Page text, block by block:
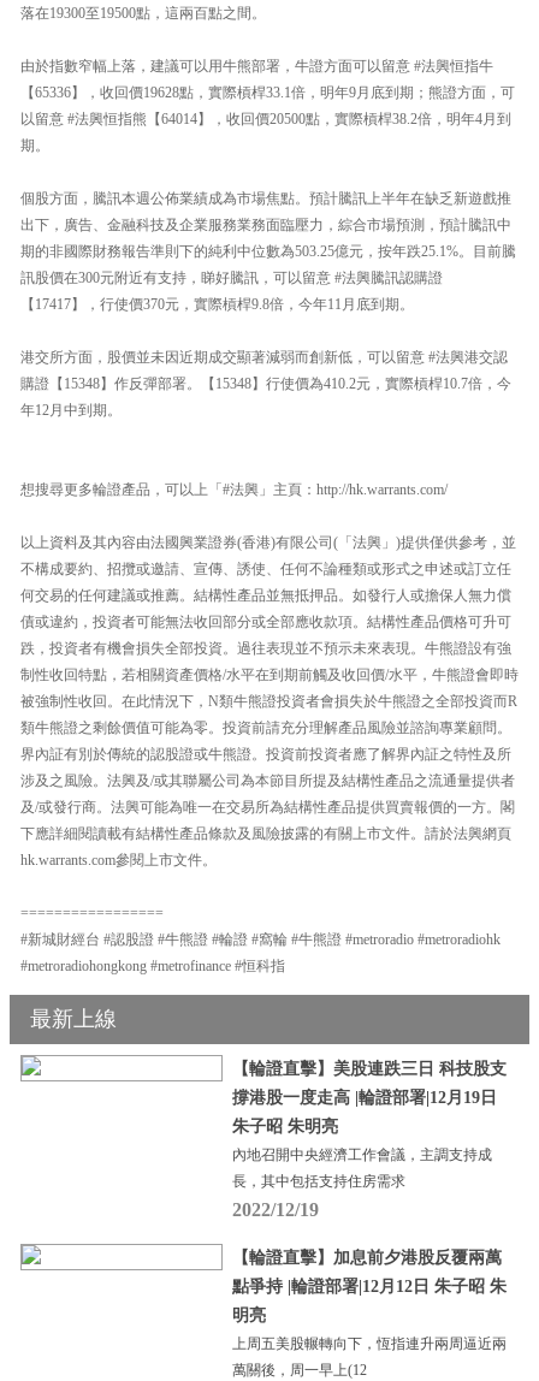
落在19300至19500點，這兩百點之間。
由於指數窄幅上落，建議可以用牛熊部署，牛證方面可以留意 #法興恒指牛
【65336】，收回價19628點，實際槓桿33.1倍，明年9月底到期；熊證方面，可
以留意 #法興恒指熊【64014】，收回價20500點，實際槓桿38.2倍，明年4月到
期。
個股方面，騰訊本週公佈業績成為市場焦點。預計騰訊上半年在缺乏新遊戲推
出下，廣告、金融科技及企業服務業務面臨壓力，綜合市場預測，預計騰訊中
期的非國際財務報告準則下的純利中位數為503.25億元，按年跌25.1%。目前騰
訊股價在300元附近有支持，睇好騰訊，可以留意 #法興騰訊認購證
【17417】，行使價370元，實際槓桿9.8倍，今年11月底到期。
港交所方面，股價並未因近期成交顯著減弱而創新低，可以留意 #法興港交認
購證【15348】作反彈部署。【15348】行使價為410.2元，實際槓桿10.7倍，今
年12月中到期。
想搜尋更多輪證產品，可以上「#法興」主頁：http://hk.warrants.com/
以上資料及其內容由法國興業證券(香港)有限公司(「法興」)提供僅供參考，並
不構成要約、招攬或邀請、宣傳、誘使、任何不論種類或形式之申述或訂立任
何交易的任何建議或推薦。結構性產品並無抵押品。如發行人或擔保人無力償
債或違約，投資者可能無法收回部分或全部應收款項。結構性產品價格可升可
跌，投資者有機會損失全部投資。過往表現並不預示未來表現。牛熊證設有強
制性收回特點，若相關資產價格/水平在到期前觸及收回價/水平，牛熊證會即時
被強制性收回。在此情況下，N類牛熊證投資者會損失於牛熊證之全部投資而R
類牛熊證之剩餘價值可能為零。投資前請充分理解產品風險並諮詢專業顧問。
界內証有別於傳統的認股證或牛熊證。投資前投資者應了解界內証之特性及所
涉及之風險。法興及/或其聯屬公司為本節目所提及結構性產品之流通量提供者
及/或發行商。法興可能為唯一在交易所為結構性產品提供買賣報價的一方。閣
下應詳細閱讀載有結構性產品條款及風險披露的有關上市文件。請於法興網頁
hk.warrants.com參閱上市文件。
=================
#新城財經台 #認股證 #牛熊證 #輪證 #窩輪 #牛熊證 #metroradio #metroradiohk
#metroradiohongkong #metrofinance #恒科指
最新上線
【輪證直擊】美股連跌三日 科技股支
撐港股一度走高 |輪證部署|12月19日
朱子昭 朱明亮
內地召開中央經濟工作會議，主調支持成
長，其中包括支持住房需求
2022/12/19
【輪證直擊】加息前夕港股反覆兩萬
點爭持 |輪證部署|12月12日 朱子昭 朱
明亮
上周五美股輾轉向下，恆指連升兩周逼近兩
萬關後，周一早上(12